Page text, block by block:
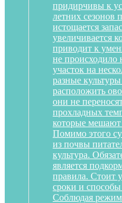
придирчивы к
летних сезонов
истощается
увеличивается
приводит к
не происходило
участок на
разные
расположить
они не
прохладных
которые мешают
Помимо этого
из почвы
культура.
является
правила. Стоит
сроки и
Соблюдая